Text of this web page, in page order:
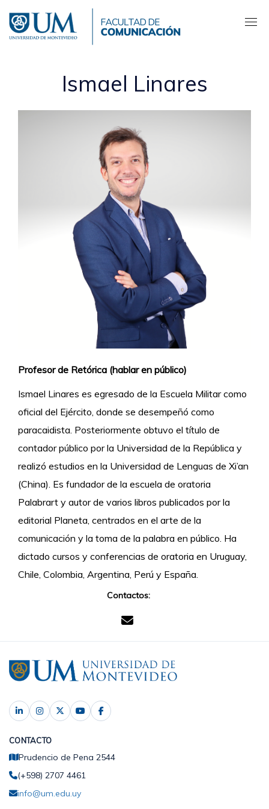
contenido
principal
Ismael Linares
Profesor de Retórica (hablar en público)
Ismael Linares es egresado de la Escuela Militar como
oficial del Ejército, donde se desempeñó como
paracaidista. Posteriormente obtuvo el título de
contador público por la Universidad de la República y
realizó estudios en la Universidad de Lenguas de Xi’an
(China). Es fundador de la escuela de oratoria
Palabrart y autor de varios libros publicados por la
editorial Planeta, centrados en el arte de la
comunicación y la toma de la palabra en público. Ha
dictado cursos y conferencias de oratoria en Uruguay,
Chile, Colombia, Argentina, Perú y España.
Contactos:
CONTACTO
Prudencio de Pena 2544
(+598) 2707 4461
info@um.edu.uy